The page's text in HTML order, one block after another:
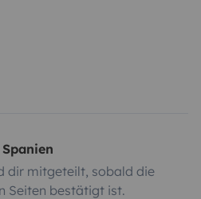
dir mitgeteilt, sobald die
Seiten bestätigt ist.